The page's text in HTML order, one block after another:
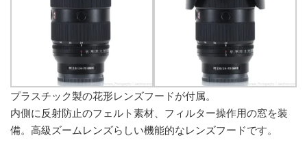
プラスチック製の花形レンズフードが付属。
内側に反射防止のフェルト素材、フィルター操作用の窓を装
備。高級ズームレンズらしい機能的なレンズフードです。